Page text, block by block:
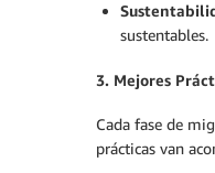
sustentables.
3. Mejores
Cada fase de
prácticas van